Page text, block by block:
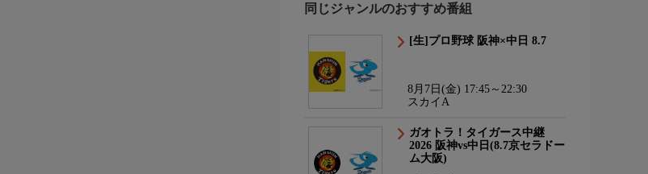
同じジャンルのおすすめ番組
[生]プロ野球 阪神×中日 8.7
8月7日(金) 17:45～22:30
スカイA
ガオトラ！タイガース中継
2026 阪神vs中日(8.7京セラドー
ム大阪)